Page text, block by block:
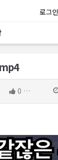
로그인
0 링크복사